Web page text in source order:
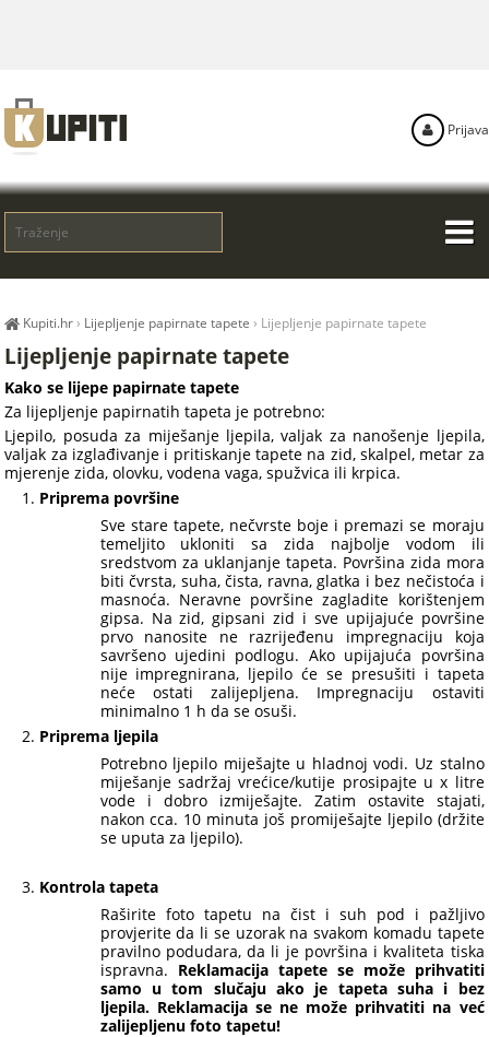
Kupiti.hr› Lijepljenje papirnate tapete › Lijepljenje papirnate tapete
Lijepljenje papirnate tapete
Kako se lijepe papirnate tapete
Za lijepljenje papirnatih tapeta je potrebno:
Ljepilo, posuda za miješanje ljepila, valjak za nanošenje ljepila,
valjak za izglađivanje i pritiskanje tapete na zid, skalpel, metar za
mjerenje zida, olovku, vodena vaga, spužvica ili krpica.
Priprema površine
Sve stare tapete, nečvrste boje i premazi se moraju
temeljito ukloniti sa zida najbolje vodom ili
sredstvom za uklanjanje tapeta. Površina zida mora
biti čvrsta, suha, čista, ravna, glatka i bez nečistoća i
masnoća. Neravne površine zagladite korištenjem
gipsa. Na zid, gipsani zid i sve upijajuće površine
prvo nanosite ne razrijeđenu impregnaciju koja
savršeno ujedini podlogu. Ako upijajuća površina
nije impregnirana, ljepilo će se presušiti i tapeta
neće ostati zalijepljena. Impregnaciju ostaviti
minimalno 1 h da se osuši.
Priprema ljepila
Potrebno ljepilo miješajte u hladnoj vodi. Uz stalno
miješanje sadržaj vrećice/kutije prosipajte u x litre
vode i dobro izmiješajte. Zatim ostavite stajati,
nakon cca. 10 minuta još promiješajte ljepilo (držite
se uputa za ljepilo).
Kontrola tapeta
Raširite foto tapetu na čist i suh pod i pažljivo
provjerite da li se uzorak na svakom komadu tapete
pravilno podudara, da li je površina i kvaliteta tiska
ispravna. Reklamacija tapete se može prihvatiti
samo u tom slučaju ako je tapeta suha i bez
ljepila. Reklamacija se ne može prihvatiti na već
zalijepljenu foto tapetu!
Prijava